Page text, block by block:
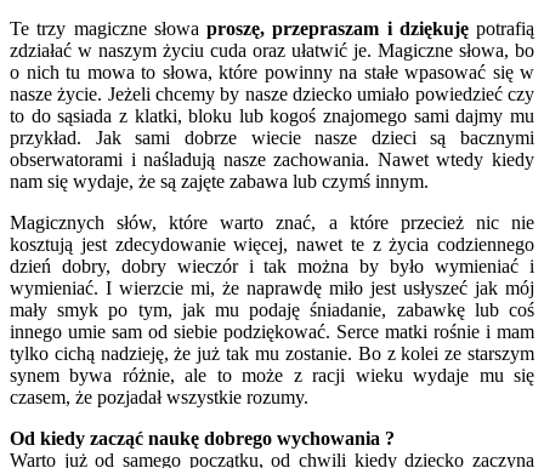
Te trzy magiczne słowa proszę, przepraszam i dziękujępotrafią
zdziałać w naszym życiu cuda oraz ułatwić je. Magiczne słowa, bo
o nich tu mowa to słowa, które powinny na stałe wpasować się w
nasze życie. Jeżeli chcemy by nasze dziecko umiało powiedzieć czy
to do sąsiada z klatki, bloku lub kogoś znajomego sami dajmy mu
przykład. Jak sami dobrze wiecie nasze dzieci są bacznymi
obserwatorami i naśladują nasze zachowania. Nawet wtedy kiedy
nam się wydaje, że są zajęte zabawa lub czymś innym.
Magicznych słów, które warto znać, a które przecież nic nie
kosztują jest zdecydowanie więcej, nawet te z życia codziennego
dzień dobry, dobry wieczór i tak można by było wymieniać i
wymieniać. I wierzcie mi, że naprawdę miło jest usłyszeć jak mój
mały smyk po tym, jak mu podaję śniadanie, zabawkę lub coś
innego umie sam od siebie podziękować. Serce matki rośnie i mam
tylko cichą nadzieję, że już tak mu zostanie. Bo z kolei ze starszym
synem bywa różnie, ale to może z racji wieku wydaje mu się
czasem, że pozjadał wszystkie rozumy.
Od kiedy zacząć naukę dobrego wychowania ?
Warto już od samego początku, od chwili kiedy dziecko zaczyna